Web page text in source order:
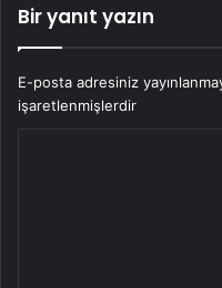
Bir yanıt yazın
E-posta adresiniz
işaretlenmişlerdir